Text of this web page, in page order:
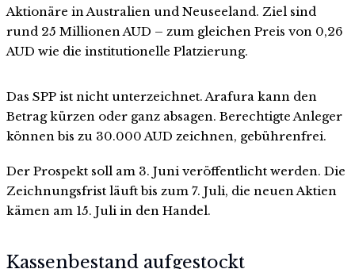
Aktionäre in Australien und Neuseeland. Ziel sind
rund 25 Millionen AUD – zum gleichen Preis von 0,26
AUD wie die institutionelle Platzierung.
Das SPP ist nicht unterzeichnet. Arafura kann den
Betrag kürzen oder ganz absagen. Berechtigte Anleger
können bis zu 30.000 AUD zeichnen, gebührenfrei.
Der Prospekt soll am 3. Juni veröffentlicht werden. Die
Zeichnungsfrist läuft bis zum 7. Juli, die neuen Aktien
kämen am 15. Juli in den Handel.
Kassenbestand aufgestockt